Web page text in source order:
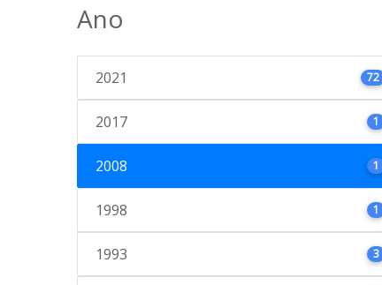
Ano
2021 72
2017 1
2008 1
1998 1
1993 3